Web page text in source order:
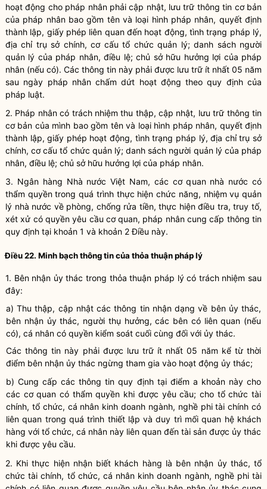
hoạt động cho pháp nhân phải cập nhật, lưu trữ thông tin cơ bản
của pháp nhân bao gồm tên và loại hình pháp nhân, quyết định
thành lập, giấy phép liên quan đến hoạt động, tình trạng pháp lý,
địa chỉ trụ sở chính, cơ cấu tổ chức quản lý; danh sách người
quản lý của pháp nhân, điều lệ; chủ sở hữu hưởng lợi của pháp
nhân (nếu có). Các thông tin này phải được lưu trữ ít nhất 05 năm
sau ngày pháp nhân chấm dứt hoạt động theo quy định của
pháp luật.
2. Pháp nhân có trách nhiệm thu thập, cập nhật, lưu trữ thông tin
cơ bản của mình bao gồm tên và loại hình pháp nhân, quyết định
thành lập, giấy phép hoạt động, tình trạng pháp lý, địa chỉ trụ sở
chính, cơ cấu tổ chức quản lý; danh sách người quản lý của pháp
nhân, điều lệ; chủ sở hữu hưởng lợi của pháp nhân.
3. Ngân hàng Nhà nước Việt Nam, các cơ quan nhà nước có
thẩm quyền trong quá trình thực hiện chức năng, nhiệm vụ quản
lý nhà nước về phòng, chống rửa tiền, thực hiện điều tra, truy tố,
xét xử có quyền yêu cầu cơquan, pháp nhâncung cấp thông tin
quy định tại khoản 1 và khoản 2 Điều này.
Điều 22. Minh bạch thông tin của thỏa thuận pháp lý
1. Bên nhận ủy thác trong thỏa thuận pháp lýcó trách nhiệm sau
đây:
a) Thu thập, cập nhật các thông tin nhận dạngvề bên ủy thác,
bên nhận ủy thác, người thụ hưởng, các bên có liên quan (nếu
có), cá nhân có quyền kiểm soát cuối cùng đối với ủy thác.
Các thông tin này phải được lưu trữ ít nhất 05 năm kể từ thời
điểm bên nhận ủy thác ngừng tham gia vào hoạt động ủy thác;
b) Cung cấp các thông tin quy định tại điểm a khoản này cho
các cơ quan có thẩm quyền khi được yêu cầu; cho tổ chức tài
chính, tổ chức, cá nhân kinh doanh ngành, nghề phi tài chính có
liên quan trong quá trình thiết lập và duy trì mối quan hệ khách
hàng với tổ chức, cá nhân này liên quan đến tài sản được ủy thác
khi được yêu cầu.
2. Khi thực hiện nhận biết khách hàng là bên nhận ủy thác, tổ
chức tài chính, tổ chức, cá nhân kinh doanh ngành, nghề phi tài